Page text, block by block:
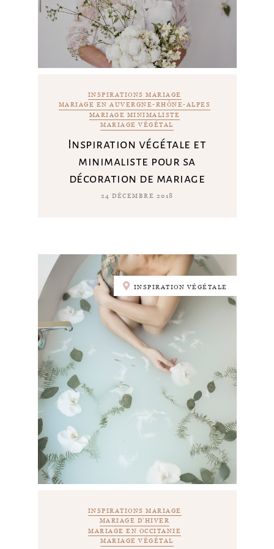
INSPIRATIONS MARIAGE
MARIAGE EN AUVERGNE-RHÔNE-ALPES
MARIAGE MINIMALISTE
MARIAGE VÉGÉTAL
Inspiration végétale et
minimaliste pour sa
décoration de mariage
24 DÉCEMBRE 2018
INSPIRATION VÉGÉTALE
INSPIRATIONS MARIAGE
MARIAGE D'HIVER
MARIAGE EN OCCITANIE
MARIAGE VÉGÉTAL